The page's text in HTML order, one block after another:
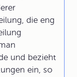
die eng
und bezieht
ein, so